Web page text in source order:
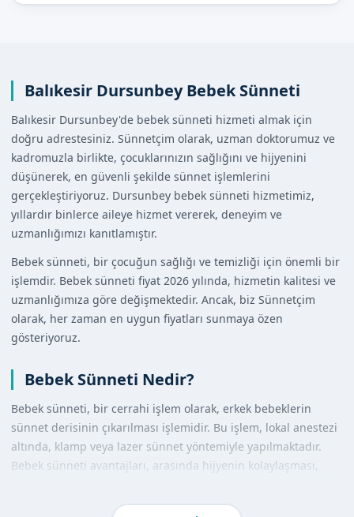
Balıkesir Dursunbey Bebek Sünneti
Balıkesir Dursunbey'de bebek sünneti hizmeti almak için
doğru adrestesiniz. Sünnetçim olarak, uzman doktorumuz ve
kadromuzla birlikte, çocuklarınızın sağlığını ve hijyenini
düşünerek, en güvenli şekilde sünnet işlemlerini
gerçekleştiriyoruz. Dursunbey bebek sünneti hizmetimiz,
yıllardır binlerce aileye hizmet vererek, deneyim ve
uzmanlığımızı kanıtlamıştır.
Bebek sünneti, bir çocuğun sağlığı ve temizliği için önemli bir
işlemdir. Bebek sünneti fiyat 2026 yılında, hizmetin kalitesi ve
uzmanlığımıza göre değişmektedir. Ancak, biz Sünnetçim
olarak, her zaman en uygun fiyatları sunmaya özen
gösteriyoruz.
Bebek Sünneti Nedir?
Bebek sünneti, bir cerrahi işlem olarak, erkek bebeklerin
sünnet derisinin çıkarılması işlemidir. Bu işlem, lokal anestezi
altında, klamp veya lazer sünnet yöntemiyle yapılmaktadır.
Bebek sünneti avantajları, arasında hijyenin kolaylaşması,
iyileştirilmesi bulunmaktadır.